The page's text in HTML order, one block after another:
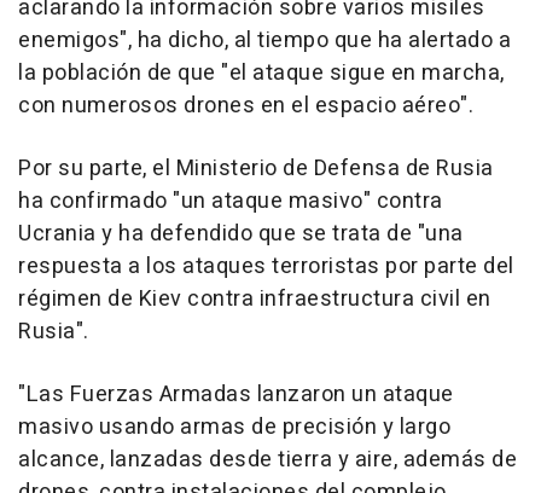
aclarando la información sobre varios misiles
enemigos", ha dicho, al tiempo que ha alertado a
la población de que "el ataque sigue en marcha,
con numerosos drones en el espacio aéreo".
Por su parte, el Ministerio de Defensa de Rusia
ha confirmado "un ataque masivo" contra
Ucrania y ha defendido que se trata de "una
respuesta a los ataques terroristas por parte del
régimen de Kiev contra infraestructura civil en
Rusia".
"Las Fuerzas Armadas lanzaron un ataque
masivo usando armas de precisión y largo
alcance, lanzadas desde tierra y aire, además de